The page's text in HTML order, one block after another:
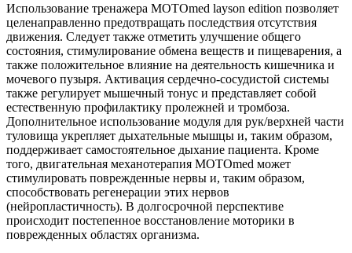
Использование тренажера MOTOmed layson edition позволяет
целенаправленно предотвращать последствия отсутствия
движения. Следует также отметить улучшение общего
состояния, стимулирование обмена веществ и пищеварения, а
также положительное влияние на деятельность кишечника и
мочевого пузыря. Активация сердечно-сосудистой системы
также регулирует мышечный тонус и представляет собой
естественную профилактику пролежней и тромбоза.
Дополнительное использование модуля для рук/верхней части
туловища укрепляет дыхательные мышцы и, таким образом,
поддерживает самостоятельное дыхание пациента. Кроме
того, двигательная механотерапия MOTOmed может
стимулировать поврежденные нервы и, таким образом,
способствовать регенерации этих нервов
(нейропластичность). В долгосрочной перспективе
происходит постепенное восстановление моторики в
поврежденных областях организма.